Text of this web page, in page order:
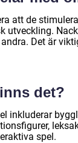
att de
Det är
det?
inkluderar
spel.